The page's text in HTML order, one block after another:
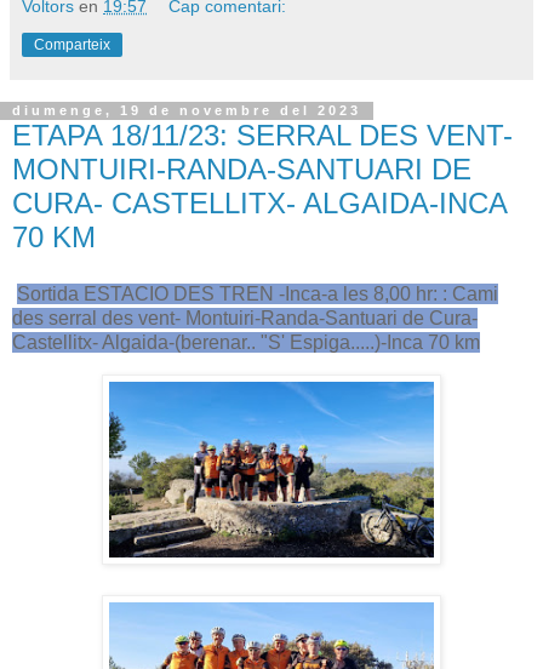
Voltors en 19:57 Cap comentari:
Comparteix
diumenge, 19 de novembre del 2023
ETAPA 18/11/23: SERRAL DES VENT-
MONTUIRI-RANDA-SANTUARI DE
CURA- CASTELLITX- ALGAIDA-INCA
70 KM
Sortida ESTACIO DES TREN -Inca-a les 8,00 hr: : Cami
des serral des vent- Montuiri-Randa-Santuari de Cura-
Castellitx- Algaida-(berenar.. "S' Espiga.....)-Inca 70 km